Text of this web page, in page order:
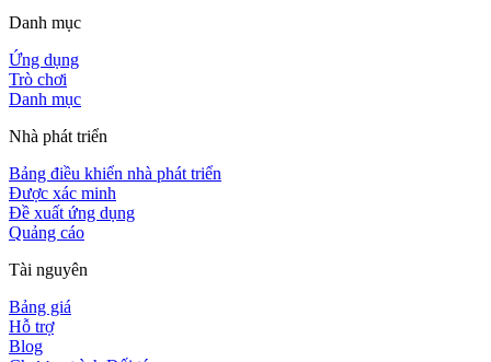
Danh mục
Ứng dụng
Trò chơi
Danh mục
Nhà phát triển
Bảng điều khiển nhà phát triển
Được xác minh
Đề xuất ứng dụng
Quảng cáo
Tài nguyên
Bảng giá
Hỗ trợ
Blog